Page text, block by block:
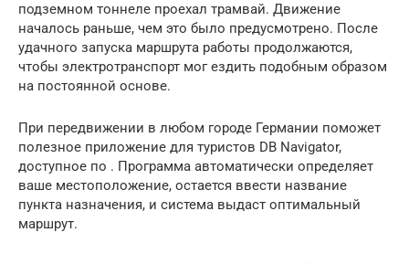
подземном тоннеле проехал трамвай. Движение
началось раньше, чем это было предусмотрено. После
удачного запуска маршрута работы продолжаются,
чтобы электротранспорт мог ездить подобным образом
на постоянной основе.
При передвижении в любом городе Германии поможет
полезное приложение для туристов DB Navigator,
доступное по . Программа автоматически определяет
ваше местоположение, остается ввести название
пункта назначения, и система выдаст оптимальный
маршрут.